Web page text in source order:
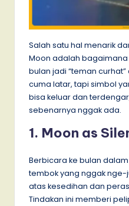
Salah satu hal menarik
Moon adalah bagaimana
bulan jadi “teman
cuma latar, tapi simbol
bisa keluar dan
sebenarnya nggak ada.
1. Moon as
Berbicara ke bulan
tembok yang nggak nge-
atas kesedihan dan
Tindakan ini memberi